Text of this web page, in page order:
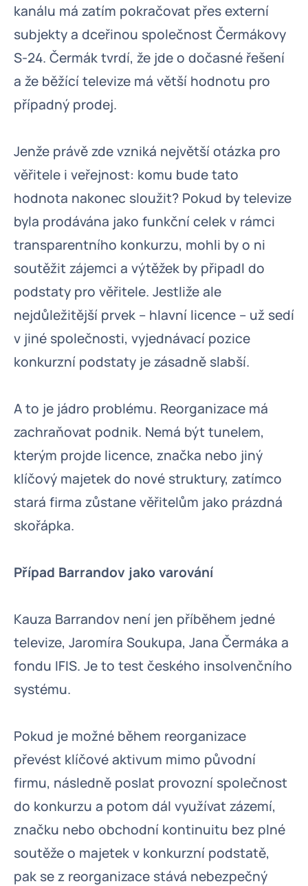
kanálu má zatím pokračovat přes externí
subjekty a dceřinou společnost Čermákovy
S-24. Čermák tvrdí, že jde o dočasné řešení
a že běžící televize má větší hodnotu pro
případný prodej.
Jenže právě zde vzniká největší otázka pro
věřitele i veřejnost: komu bude tato
hodnota nakonec sloužit? Pokud by televize
byla prodávána jako funkční celek v rámci
transparentního konkurzu, mohli by o ni
soutěžit zájemci a výtěžek by připadl do
podstaty pro věřitele. Jestliže ale
nejdůležitější prvek – hlavní licence – už sedí
v jiné společnosti, vyjednávací pozice
konkurzní podstaty je zásadně slabší.
A to je jádro problému. Reorganizace má
zachraňovat podnik. Nemá být tunelem,
kterým projde licence, značka nebo jiný
klíčový majetek do nové struktury, zatímco
stará firma zůstane věřitelům jako prázdná
skořápka.
Případ Barrandov jako varování
Kauza Barrandov není jen příběhem jedné
televize, Jaromíra Soukupa, Jana Čermáka a
fondu IFIS. Je to test českého insolvenčního
systému.
Pokud je možné během reorganizace
převést klíčové aktivum mimo původní
firmu, následně poslat provozní společnost
do konkurzu a potom dál využívat zázemí,
značku nebo obchodní kontinuitu bez plné
soutěže o majetek v konkurzní podstatě,
pak se z reorganizace stává nebezpečný